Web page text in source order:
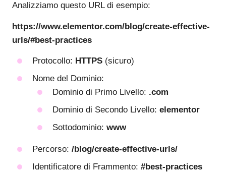
Analizziamo questo URL di esempio:
https://www.elementor.com/blog/create-effective-
urls/#best-practices
Protocollo: HTTPS (sicuro)
Nome del Dominio:
Dominio di Primo Livello: .com
Dominio di Secondo Livello: elementor
Sottodominio: www
Percorso: /blog/create-effective-urls/
Identificatore di Frammento: #best-practices